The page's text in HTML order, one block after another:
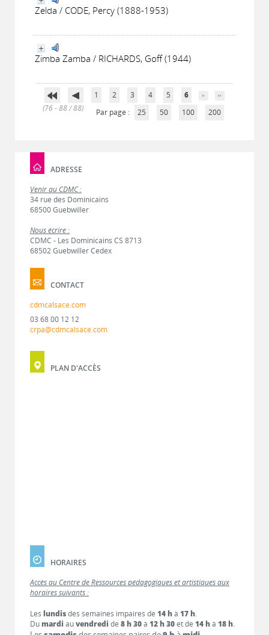
Zelda / CODE, Percy (1888-1953)
Zimba Zamba / RICHARDS, Goff (1944)
1 2 3 4 5
6
(76 - 88 / 88)
Par page : 25 50 100 200
ADRESSE
Venir au CDMC :
34 rue des Dominicains
68500 Guebwiller
Nous écrire :
CDMC - Les Dominicains CS 8713
68502 Guebwiller Cedex
CONTACT
cdmcalsace.com
03 68 00 12 12
crpa@cdmcalsace.com
PLAN D'ACCÈS
HORAIRES
Accès au Centre de Ressources pédagogiques et artistiques aux
horaires suivants :
Les lundisdes semaines impaires de 14 hà 17 h.
Dumardi auvendredi de 8 h 30à 12 h 30et de 14 hà 18 h.